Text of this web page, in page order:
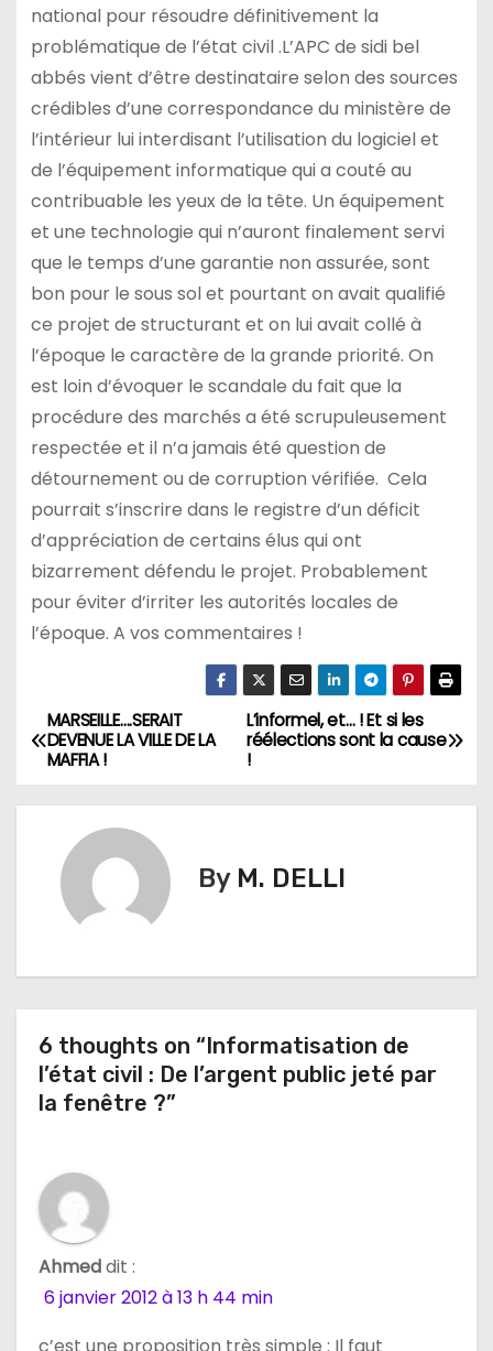
national pour résoudre définitivement la
problématique de l’état civil .L’APC de sidi bel
abbés vient d’être destinataire selon des sources
crédibles d’une correspondance du ministère de
l’intérieur lui interdisant l’utilisation du logiciel et
de l’équipement informatique qui a couté au
contribuable les yeux de la tête. Un équipement
et une technologie qui n’auront finalement servi
que le temps d’une garantie non assurée, sont
bon pour le sous sol et pourtant on avait qualifié
ce projet de structurant et on lui avait collé à
l’époque le caractère de la grande priorité. On
est loin d’évoquer le scandale du fait que la
procédure des marchés a été scrupuleusement
respectée et il n’a jamais été question de
détournement ou de corruption vérifiée. Cela
pourrait s’inscrire dans le registre d’un déficit
d’appréciation de certains élus qui ont
bizarrement défendu le projet. Probablement
pour éviter d’irriter les autorités locales de
l’époque. A vos commentaires !
N
a
o
d
e
L’informel, et… ! Et si les
réélections sont la cause
!
MARSEILLE….SERAIT
DEVENUE LA VILLE DE LA
MAFFIA !
By M. DELLI
6 thoughts on “Informatisation de
l’état civil : De l’argent public jeté par
la fenêtre ?”
Ahmeddit :
6 janvier 2012 à 13 h 44 min